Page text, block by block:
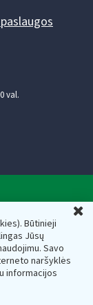
Būtinieji
Jūsų
Savo
naršyklės
informacijos
val.
el.paštas:
Juridinių